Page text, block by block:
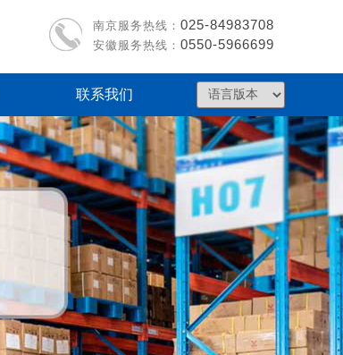
联系我们
南京服务热线： 025-84983708
安徽服务热线 ： 0550-5966699